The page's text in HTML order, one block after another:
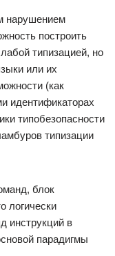
нарушением
построить
типизацией, но
или их
(как
идентификаторах
типобезопасности
типизации
блок
логически
инструкций в
парадигмы